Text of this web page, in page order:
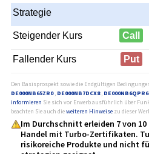
Strategie
Steigender Kurs Call
Fallender Kurs Put
Den Basisprospekt sowie die Endgültigen
DE000NB65ZR0, DE000NB7DCX8, DE000NB6QPR6
informieren Sie sich vor Erwerb ausführlich über
beachten Sie auch dieweiteren Hinweise zu dieser
Im Durchschnitt erleiden 7 von
Handel mit Turbo-Zertifikaten.
risikoreiche Produkte und nicht